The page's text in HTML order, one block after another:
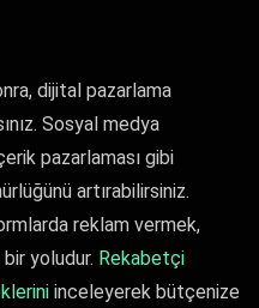
dijital pazarlama
Sosyal medya
pazarlaması gibi
artırabilirsiniz.
reklam vermek,
yoludur. Rekabetçi
inceleyerek bütçenize